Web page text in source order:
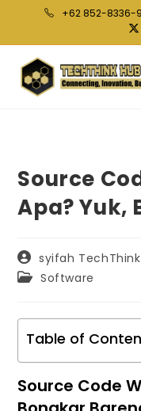
content
+62 852-8336-
Source
Apa? Yuk,
Post
author:
syifah TechThink
PostSoftware
Table of
Source Code